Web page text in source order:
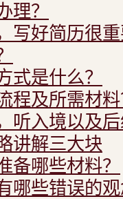
理？
写好简历很
式是什么？
程及所需材
听入境以及
讲解三大块
备哪些材料？
哪些错误的